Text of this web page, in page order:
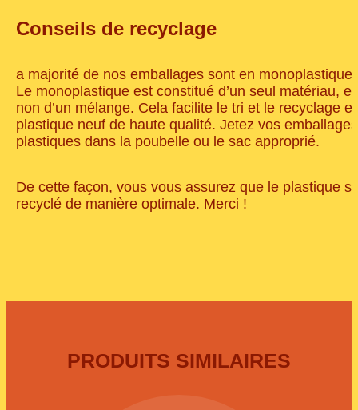
Conseils de recyclage
a majorité de nos emballages sont en monoplastique.
Le monoplastique est constitué d’un seul matériau, et
non d’un mélange. Cela facilite le tri et le recyclage
plastique neuf de haute qualité. Jetez vos emballages
plastiques dans la poubelle ou le sac approprié.
De cette façon, vous vous assurez que le plastique
recyclé de manière optimale. Merci !
PRODUITS SIMILAIRES